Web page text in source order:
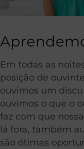
Em todas as
posição de
ouvimos um
ouvimos o que o
faz com que
lá fora, também
são ótimas